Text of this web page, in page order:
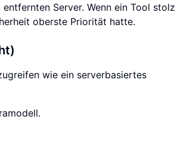
Server. Wenn ein Tool stolz
oberste Priorität hatte.
wie ein serverbasiertes